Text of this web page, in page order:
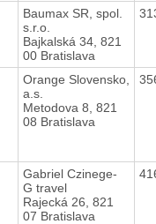
Baumax SR, spol.
s.r.o.
Bajkalská 34, 821
00 Bratislava
Orange Slovensko,
a.s.
Metodova 8, 821
08 Bratislava
Gabriel Czinege-
G travel
Rajecká 26, 821
07 Bratislava